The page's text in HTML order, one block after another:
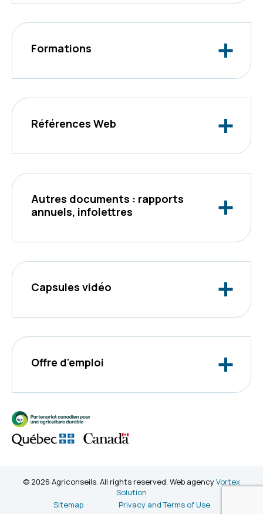
Formations
Références Web
Autres documents : rapports
annuels, infolettres
Capsules vidéo
Offre d'emploi
© 2026 Agriconseils. All rights reserved. Web agencyVortex
Solution
Sitemap
Privacy and Terms of Use